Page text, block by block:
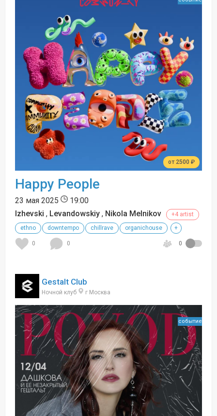
от 2500 ₽
Happy People
23 мая 2025
19:00
Izhevski , Levandowskiy , Nikola Melnikov
+4 artist
ethno
downtempo chillrave organichouse +
0 0 0
Gestalt Club
Ночной клуб г Москва
событие